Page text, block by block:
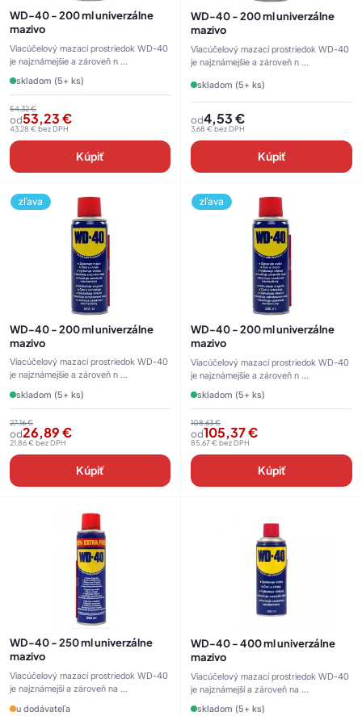
WD-40 - 200 ml univerzálne
mazivo
Viacúčelový mazací prostriedok WD-40
je najznámejšie a zároveň n ...
skladom (5+ ks)
54,32€
od53,23€
43,28 €bez DPH
Kúpiť
WD-40 - 200 ml univerzálne
mazivo
Viacúčelový mazací prostriedok WD-40
je najznámejšie a zároveň n ...
skladom (5+ ks)
od4,53€
3,68 €bez DPH
Kúpiť
zľava
WD-40 - 200 ml univerzálne
mazivo
Viacúčelový mazací prostriedok WD-40
je najznámejšie a zároveň n ...
skladom (5+ ks)
27,16€
od26,89€
21,86€bez DPH
Kúpiť
zľava
WD-40 - 200 ml univerzálne
mazivo
Viacúčelový mazací prostriedok WD-40
je najznámejšie a zároveň n ...
skladom (5+ ks)
108,63€
od105,37€
85,67€bez DPH
Kúpiť
WD-40 - 250 ml univerzálne
mazivo
Viacúčelový mazací prostriedok WD-40
je najznámejší a zároveň na ...
u dodávateľa
WD-40 - 400 ml univerzálne
mazivo
Viacúčelový mazací prostriedok WD-40
je najznámejší a zároveň na ...
skladom (5+ ks)